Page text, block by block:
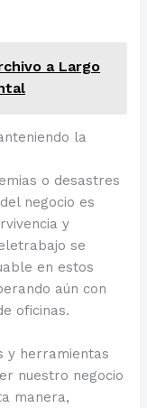
a Largo
la
o desastres
negocio es
y
se
en estos
aún con
oficinas.
y herramientas
nuestro negocio
manera,